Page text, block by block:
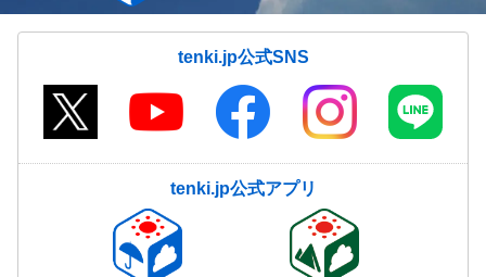
tenki.jp公式SNS
tenki.jp公式アプリ